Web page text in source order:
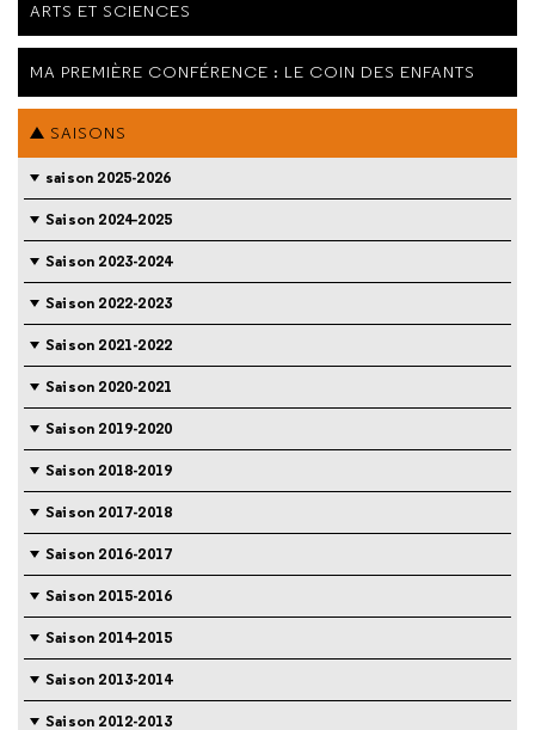
ARTS ET SCIENCES
MA PREMIÈRE CONFÉRENCE : LE COIN DES ENFANTS
SAISONS
saison 2025-2026
Saison 2024-2025
Saison 2023-2024
Saison 2022-2023
Saison 2021-2022
Saison 2020-2021
Saison 2019-2020
Saison 2018-2019
Saison 2017-2018
Saison 2016-2017
Saison 2015-2016
Saison 2014-2015
Saison 2013-2014
Saison 2012-2013